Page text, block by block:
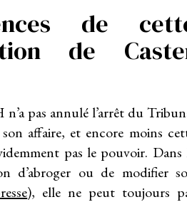
de
de
pas annulé l’arrêt du
affaire, et encore moins
pas le pouvoir. Dans
d’abroger ou de modifier
), elle ne peut toujours